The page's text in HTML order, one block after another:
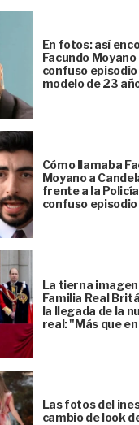
En fotos: así
Facundo
confuso episodio
modelo de 23
Cómo llamaba
Moyano a
frente a la
confuso
La tierna imagen
Familia Real
la llegada de la
real: "Más que
Las fotos del
cambio de look